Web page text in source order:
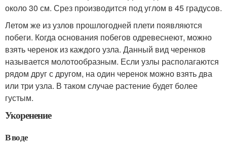
около 30 см. Срез производится под углом в 45 градусов.
Летом же из узлов прошлогодней плети появляются
побеги. Когда основания побегов одревеснеют, можно
взять черенок из каждого узла. Данный вид черенков
называется молотообразным. Если узлы располагаются
рядом друг с другом, на один черенок можно взять два
или три узла. В таком случае растение будет более
густым.
Укоренение
В воде